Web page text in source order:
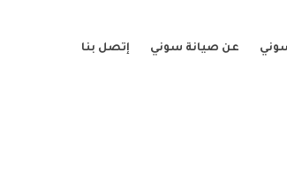
عن صيانة سوني إتصل بنا